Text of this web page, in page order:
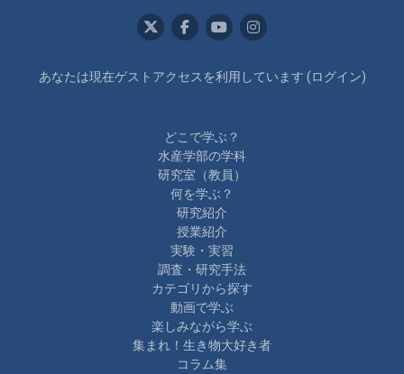
あなたは現在ゲストアクセスを利用しています (ログイン)
どこで学ぶ？
水産学部の学科
研究室（教員）
何を学ぶ？
研究紹介
授業紹介
実験・実習
調査・研究手法
カテゴリから探す
動画で学ぶ
楽しみながら学ぶ
集まれ！生き物大好き者
コラム集